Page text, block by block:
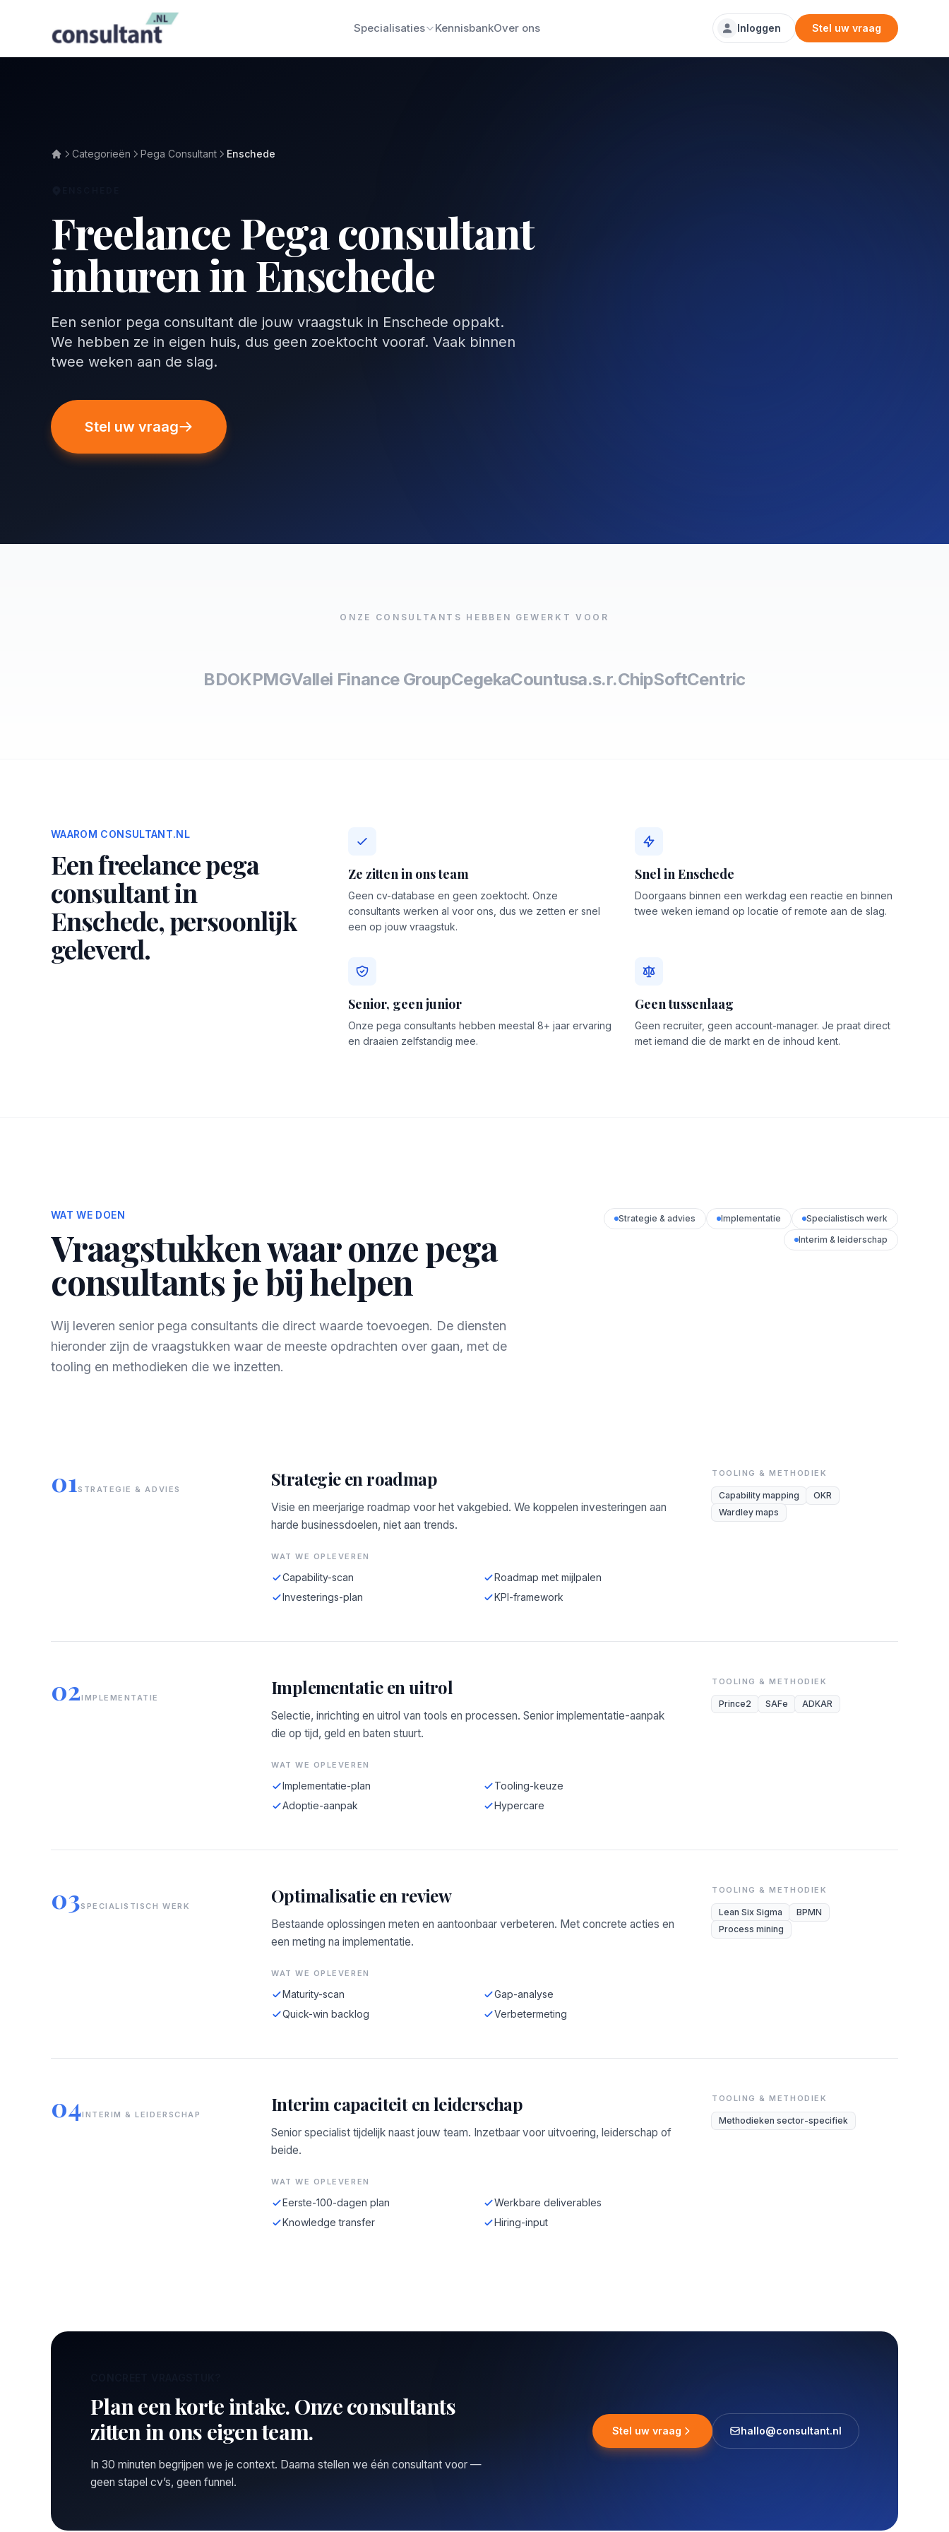
Specialisaties KennisbankOver ons Inloggen Stel uw vraag
Categorieën Pega Consultant Enschede
Freelance Pega consultant
inhuren in Enschede
Een senior pega consultant die jouw vraagstuk in Enschede oppakt.
We hebben ze in eigen huis, dus geen zoektocht vooraf. Vaak binnen
twee weken aan de slag.
Stel uw vraag
ONZE CONSULTANTS HEBBEN GEWERKT VOOR
BDOKPMGVallei Finance GroupCegekaCountusa.s.r.ChipSoftCentric
WAAROM CONSULTANT.NL
Een freelance pega
consultant in
Enschede, persoonlijk
geleverd.
Ze zitten in ons team
Geen cv-database en geen zoektocht. Onze
consultants werken al voor ons, dus we zetten er snel
een op jouw vraagstuk.
Snel in Enschede
Doorgaans binnen een werkdag een reactie en binnen
twee weken iemand op locatie of remote aan de slag.
Senior, geen junior
Onze pega consultants hebben meestal 8+ jaar ervaring
en draaien zelfstandig mee.
Geen tussenlaag
Geen recruiter, geen account-manager. Je praat direct
met iemand die de markt en de inhoud kent.
WAT WE DOEN
Vraagstukken waar onze pega
consultants je bij helpen
Wij leveren senior pega consultants die direct waarde toevoegen. De diensten
hieronder zijn de vraagstukken waar de meeste opdrachten over gaan, met de
tooling en methodieken die we inzetten.
Strategie & advies Implementatie
Specialistisch werk
Interim & leiderschap
01 STRATEGIE & ADVIES Strategie en roadmap
Visie en meerjarige roadmap voor het vakgebied. We koppelen investeringen aan
harde businessdoelen, niet aan trends.
WAT WE OPLEVEREN
Capability-scan
Roadmap met mijlpalen
Investerings-plan
KPI-framework
TOOLING & METHODIEK
Capability mapping
OKR
Wardley maps
02IMPLEMENTATIE Implementatie en uitrol
Selectie, inrichting en uitrol van tools en processen. Senior implementatie-aanpak
die op tijd, geld en baten stuurt.
WAT WE OPLEVEREN
Implementatie-plan
Tooling-keuze
Adoptie-aanpak
Hypercare
TOOLING & METHODIEK
Prince2 SAFe ADKAR
03SPECIALISTISCH WERK Optimalisatie en review
Bestaande oplossingen meten en aantoonbaar verbeteren. Met concrete acties en
een meting na implementatie.
WAT WE OPLEVEREN
Maturity-scan
Gap-analyse
Quick-win backlog
Verbetermeting
TOOLING & METHODIEK
Lean Six Sigma
BPMN
Process mining
04INTERIM & LEIDERSCHAP Interim capaciteit en leiderschap
Senior specialist tijdelijk naast jouw team. Inzetbaar voor uitvoering, leiderschap of
beide.
WAT WE OPLEVEREN
Eerste-100-dagen plan
Werkbare deliverables
Knowledge transfer
Hiring-input
TOOLING & METHODIEK
Methodieken sector-specifiek
Plan een korte intake. Onze consultants
zitten in ons eigen team.
In 30 minuten begrijpen we je context. Daarna stellen we één consultant voor —
geen stapel cv’s, geen funnel.
Stel uw vraag hallo@consultant.nl